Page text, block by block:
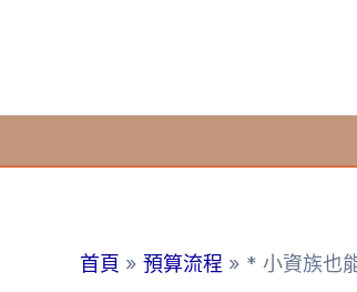
要
首頁 預算流程 * 小資族也